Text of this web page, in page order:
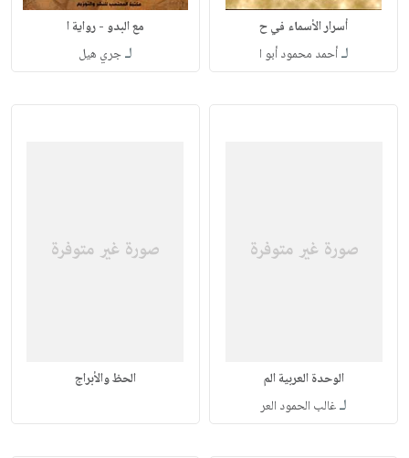
أسرار الأسماء في ح
لـأحمد محمود أبو ا
مع البدو - رواية ا
لـجري هيل
الوحدة العربية الم
لـغالب الحمود العر
الحظ والأبراج